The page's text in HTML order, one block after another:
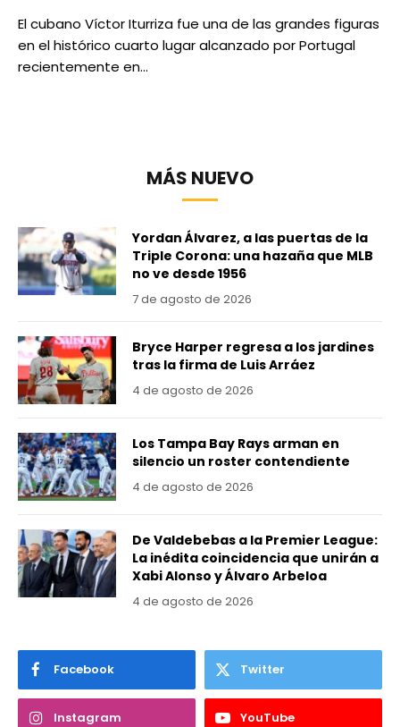
El cubano Víctor Iturriza fue una de las grandes figuras
en el histórico cuarto lugar alcanzado por Portugal
recientemente en…
MÁS NUEVO
Yordan Álvarez, a las puertas de la
Triple Corona: una hazaña que MLB
no ve desde 1956
7 de agosto de 2026
Bryce Harper regresa a los jardines
tras la firma de Luis Arráez
4 de agosto de 2026
Los Tampa Bay Rays arman en
silencio un roster contendiente
4 de agosto de 2026
De Valdebebas a la Premier League:
La inédita coincidencia que unirán a
Xabi Alonso y Álvaro Arbeloa
4 de agosto de 2026
Facebook Twitter
Instagram YouTube